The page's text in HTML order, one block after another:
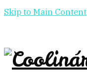
Skip to Main Content